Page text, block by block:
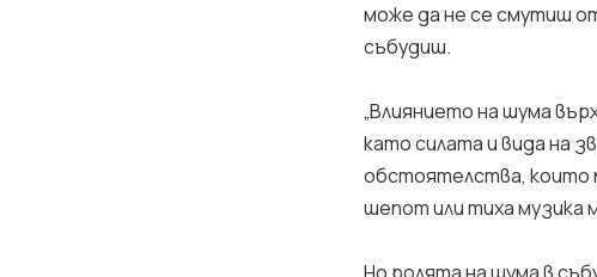
може да не се смутиш
събудиш.
„Влиянието на шума
като силата и вида на
обстоятелства, които
шепот или тиха музика